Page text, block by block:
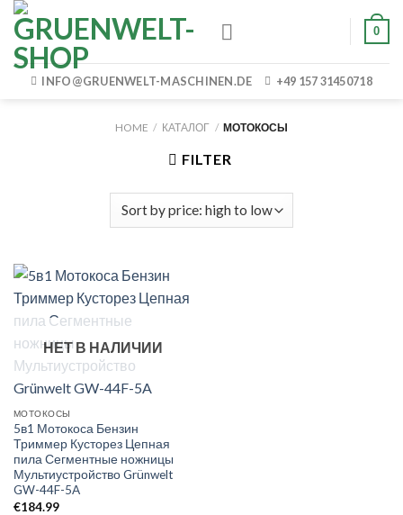
Skip
content
0
INFO@GRUENWELT-MASCHINEN.DE +49 157 31450718
HOME / КАТАЛОГ / МОТОКОСЫ
FILTER
НЕТ В НАЛИЧИИ
МОТОКОСЫ
5в1 Мотокоса Бензин
Триммер Кусторез Цепная
пила Сегментные ножницы
Мультиустройство Grünwelt
GW-44F-5A
€184.99